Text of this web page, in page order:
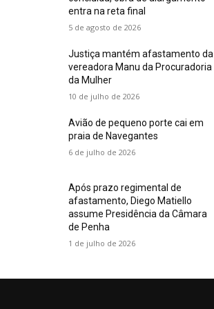
entra na reta final
5 de agosto de 2026
Justiça mantém afastamento da
vereadora Manu da Procuradoria
da Mulher
10 de julho de 2026
Avião de pequeno porte cai em
praia de Navegantes
6 de julho de 2026
Após prazo regimental de
afastamento, Diego Matiello
assume Presidência da Câmara
de Penha
1 de julho de 2026